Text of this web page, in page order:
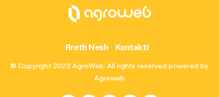
Rreth Nesh Kontakti
© Copyright 2023 AgroWeb. All rights reserved powered by
Agroweb